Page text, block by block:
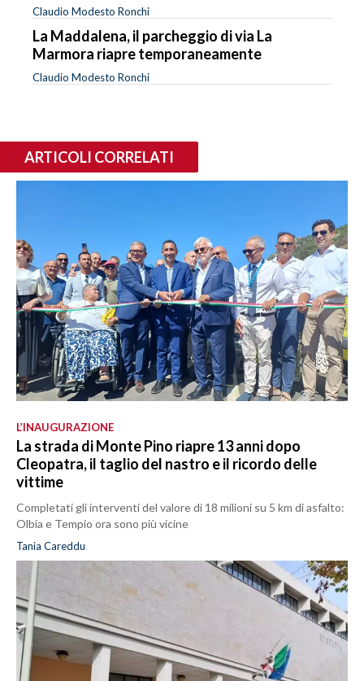
Claudio Modesto Ronchi
La Maddalena, il parcheggio di via La
Marmora riapre temporaneamente
Claudio Modesto Ronchi
ARTICOLI CORRELATI
L’INAUGURAZIONE
La strada di Monte Pino riapre 13 anni dopo
Cleopatra, il taglio del nastro e il ricordo delle
vittime
Completati gli interventi del valore di 18 milioni su 5 km di asfalto:
Olbia e Tempio ora sono più vicine
Tania Careddu